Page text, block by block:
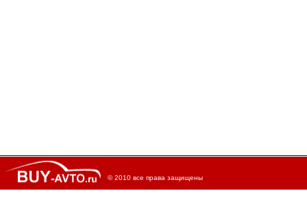
© 2010 все права защищены